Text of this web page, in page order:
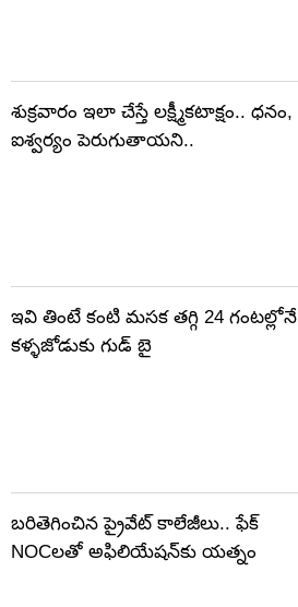
శుక్రవారం ఇలా చేస్తే లక్ష్మీకటాక్షం.. ధనం,
ఐశ్వర్యం పెరుగుతాయని..
ఇవి తింటే కంటి మసక తగ్గి 24 గంటల్లోనే
కళ్ళజోడుకు గుడ్ బై
బరితెగించిన ప్రైవేట్ కాలేజీలు.. ఫేక్
NOCలతో అఫిలియేషన్‌కు యత్నం